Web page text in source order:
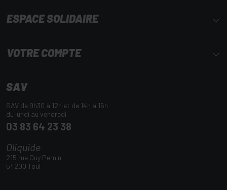
ESPACE SOLIDAIRE
VOTRE COMPTE
SAV
SAV de 9h30 à 12h et de 14h à 16h
du lundi au vendredi
03 83 64 23 38
Oliquide
215 rue Guy Pernin
54200 Toul